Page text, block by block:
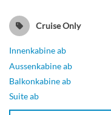
Cruise Only
Innenkabine ab
Aussenkabine ab
Balkonkabine ab
Suite ab